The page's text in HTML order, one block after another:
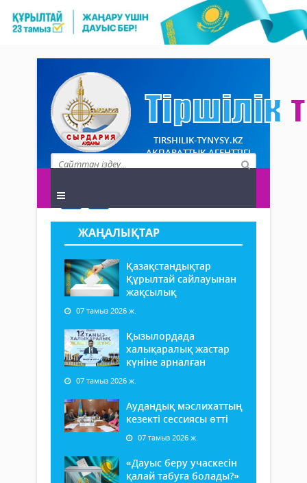
TIRSHILIK-TYNYSY.KZ
АҚПАРАТТЫҚ АГЕНТТІГІ
ЖАҢАЛЫҚТАР
Қазақстандықтар
Құрылтай сайлауынан
жақсылық
07 тамыз 2026 ж.
Қызылордада
халықаралық жастар
күніне арналған
07 тамыз 2026 ж.
Аудандық мәслихаттың
кезекті сессиясы өтті
07 тамыз 2026 ж.
«Дауыс беру учаскесін
қалай табуға болады?»